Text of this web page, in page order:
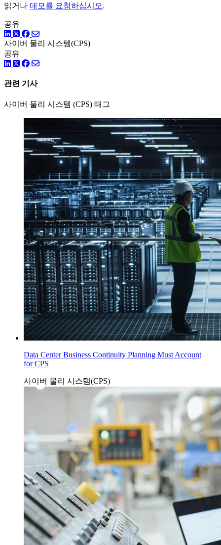
읽거나 데모를 요청하십시오.
공유
링크드인
트위터페이스북
사이버 물리 시스템(CPS)
공유
링크드인
트위터페이스북
관련 기사
사이버 물리 시스템 (CPS) 태그
Data Center Business Continuity Planning Must Account
for CPS
사이버 물리 시스템(CPS)